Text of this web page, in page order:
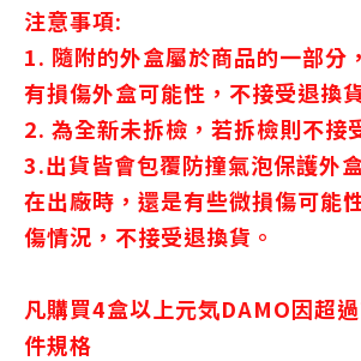
注意事項:
1. 隨附的外盒屬於商品的一部分
有損傷外盒可能性，不接受退換
2. 為全新未拆檢，若拆檢則不接
3.出貨皆會包覆防撞氣泡保護外
在出廠時，還是有些微損傷可能
傷情況，不接受退換貨。
凡購買4盒以上元気DAMO因超
件規格